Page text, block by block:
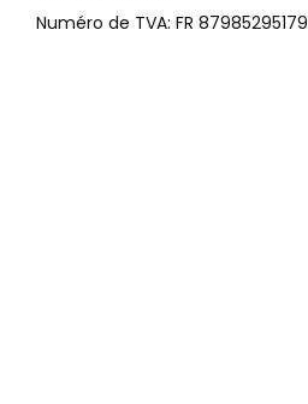
Numéro de TVA: FR 87985295179